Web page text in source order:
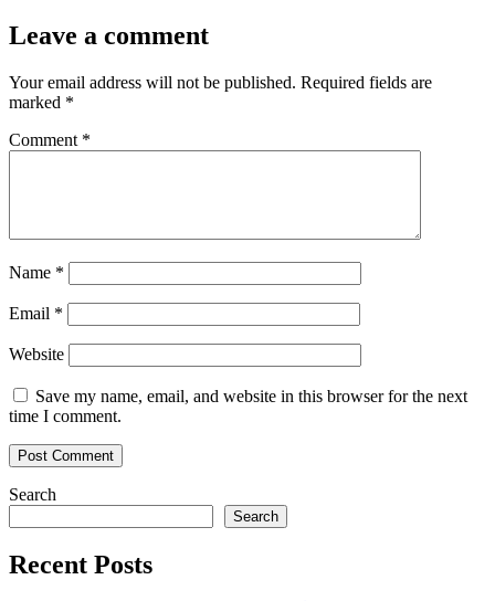
Leave a comment
Your email address will not be published. Required fields are
marked *
Comment *
Name *
Email *
Website
Save my name, email, and website in this browser for the next
time I comment.
Search
Search
Recent Posts